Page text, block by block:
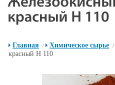
Главная / Химическое сырье /
красный H 110